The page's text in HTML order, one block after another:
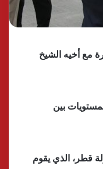
مع أخيه الشيخ
بين
قطر، الذي يقوم